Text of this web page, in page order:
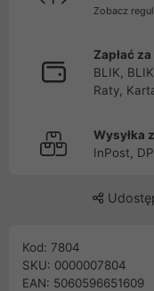
Zobacz
Zapłać
BLIK,
Raty,
Wysyłka
InPost,
Kod: 7804
SKU: 0000007804
EAN: 5060596651609